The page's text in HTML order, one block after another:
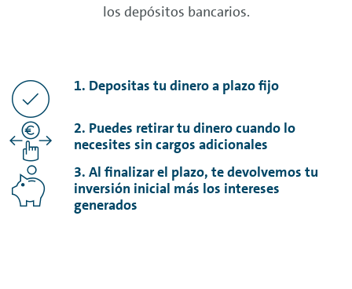
los depósitos bancarios.
1. Depositas tu dinero a plazo fijo
2. Puedes retirar tu dinero cuando lo
necesites sin cargos adicionales
3. Al finalizar el plazo, te devolvemos tu
inversión inicial más los intereses
generados